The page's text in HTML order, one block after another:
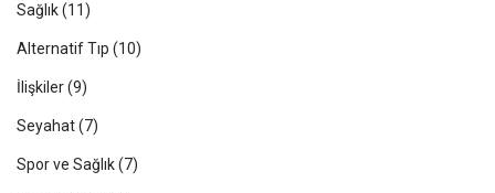
Sağlık(11)
Alternatif Tıp (10)
İlişkiler(9)
Seyahat(7)
Spor ve Sağlık(7)